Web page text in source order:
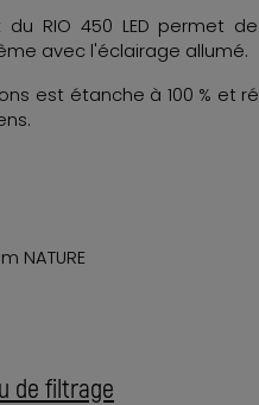
du RIO 450 LED permet
avec l'éclairage allumé.
est étanche à 100 % et
NATURE
de filtrage